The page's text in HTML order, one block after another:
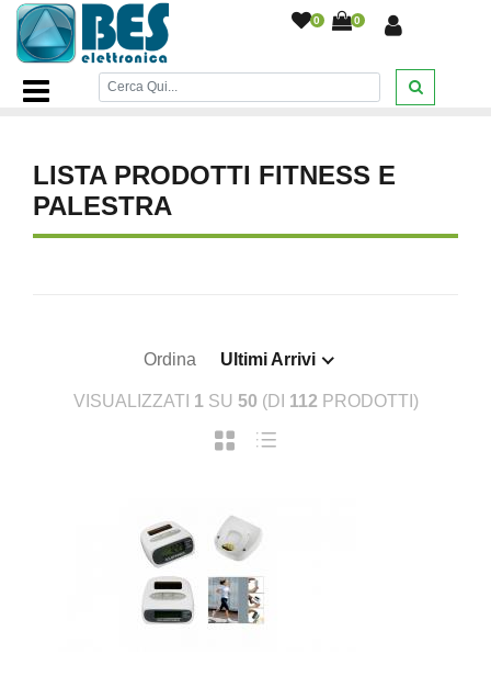
0 0
Home Page/SPORT E ARTICOLI DA VIAGGIO
Fitness e
palestra
LISTA PRODOTTI FITNESS E
PALESTRA
Ordina Ultimi Arrivi
VISUALIZZATI 1 SU 50 (DI 112 PRODOTTI)